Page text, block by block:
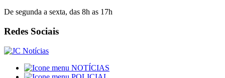
De segunda a sexta, das 8h as 17h
Redes Sociais
NOTÍCIAS